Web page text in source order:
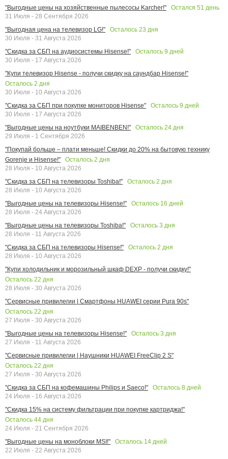
"Выгодные цены на хозяйственные пылесосы Karcher!"
Остался 51 день
31 Июля - 28 Сентября 2026
"Выгодная цена на телевизор LG!"
Осталось 23 дня
30 Июля - 31 Августа 2026
"Скидка за СБП на аудиосистемы Hisense!"
Осталось 9 дней
30 Июля - 17 Августа 2026
"Купи телевизор Hisense - получи скидку на саундбар Hisense!"
Осталось 2 дня
30 Июля - 10 Августа 2026
"Скидка за СБП при покупке мониторов Hisense"
Осталось 9 дней
30 Июля - 17 Августа 2026
"Выгодные цены на ноутбуки MAIBENBEN!"
Осталось 24 дня
29 Июля - 1 Сентября 2026
"Покупай больше – плати меньше! Скидки до 20% на бытовую технику
Gorenje и Hisense!"
Осталось 2 дня
28 Июля - 10 Августа 2026
"Скидка за СБП на телевизоры Toshiba!"
Осталось 2 дня
28 Июля - 10 Августа 2026
"Выгодные цены на телевизоры Hisense!"
Осталось 16 дней
28 Июля - 24 Августа 2026
"Выгодные цены на телевизоры Toshiba!"
Осталось 3 дня
28 Июля - 11 Августа 2026
"Скидка за СБП на телевизоры Hisense!"
Осталось 2 дня
28 Июля - 10 Августа 2026
"Купи холодильник и морозильный шкаф DEXP - получи скидку!"
Осталось 22 дня
28 Июля - 30 Августа 2026
"Сервисные привилегии | Смартфоны HUAWEI серии Pura 90s"
Осталось 22 дня
27 Июля - 30 Августа 2026
"Выгодные цены на телевизоры Hisense!"
Осталось 3 дня
27 Июля - 11 Августа 2026
"Сервисные привилегии | Наушники HUAWEI FreeClip 2 S"
Осталось 22 дня
27 Июля - 30 Августа 2026
"Скидка за СБП на кофемашины Philips и Saeco!"
Осталось 8 дней
24 Июля - 16 Августа 2026
"Скидка 15% на систему фильтрации при покупке картриджа!"
Осталось 44 дня
24 Июля - 21 Сентября 2026
"Выгодные цены на моноблоки MSI!"
Осталось 14 дней
22 Июля - 22 Августа 2026